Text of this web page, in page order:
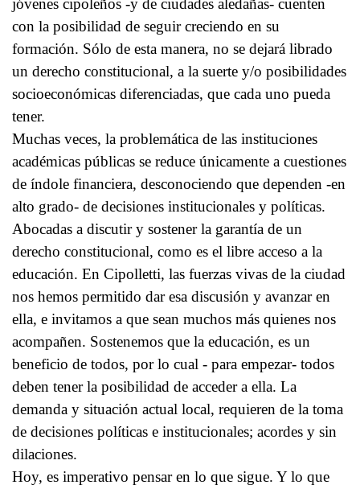
jóvenes cipoleños -y de ciudades aledañas- cuenten
con la posibilidad de seguir creciendo en su
formación. Sólo de esta manera, no se dejará librado
un derecho constitucional, a la suerte y/o posibilidades
socioeconómicas diferenciadas, que cada uno pueda
tener.
Muchas veces, la problemática de las instituciones
académicas públicas se reduce únicamente a cuestiones
de índole financiera, desconociendo que dependen -en
alto grado- de decisiones institucionales y políticas.
Abocadas a discutir y sostener la garantía de un
derecho constitucional, como es el libre acceso a la
educación. En Cipolletti, las fuerzas vivas de la ciudad
nos hemos permitido dar esa discusión y avanzar en
ella, e invitamos a que sean muchos más quienes nos
acompañen. Sostenemos que la educación, es un
beneficio de todos, por lo cual - para empezar- todos
deben tener la posibilidad de acceder a ella. La
demanda y situación actual local, requieren de la toma
de decisiones políticas e institucionales; acordes y sin
dilaciones.
Hoy, es imperativo pensar en lo que sigue. Y lo que